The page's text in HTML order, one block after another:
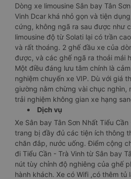
Dòng xe limousine Sân bay Tân
Vinh Dcar khá nhỏ gọn và tiện
cứng, không ngã ra sau được như
limousine độ từ Solati lại có trần
và rất thoáng. 2 ghế đầu xe của
được, và các ghế ngã ra thoải mái
Một điều đáng lưu tâm chính là
nghiệm chuyến xe VIP. Dù với giá
giường nằm chừng vài chục nghìn,
trải nghiệm không gian xe hạng
Dịch vụ
Xe Sân bay Tân Sơn Nhất Tiểu
trang bị đầy đủ các tiện ích thông
chăn đắp, nước uống. Điểm cộng
đi Tiểu Cần - Trà Vinh từ Sân bay
nút tùy chỉnh độ nghiêng của ghế
hành khách. Xe có Wifi ,có thêm tủ